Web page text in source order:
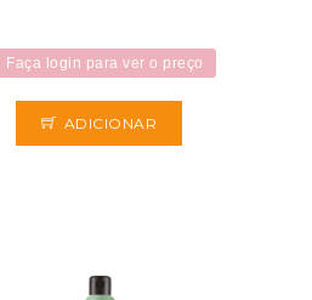
Faça login para ver o preço
ADICIONAR